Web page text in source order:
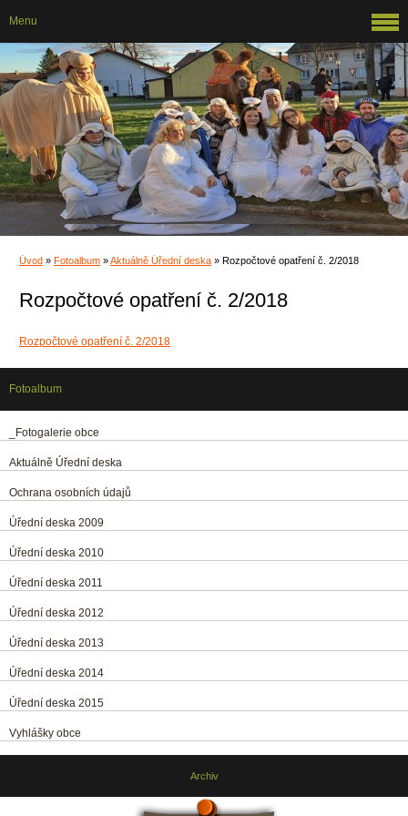
Úvod » Fotoalbum »Aktuálně Úřední deska » Rozpočtové opatření č. 2/2018
Rozpočtové opatření č. 2/2018
Rozpočtové opatření č. 2/2018
Menu
Fotoalbum
_Fotogalerie obce
Aktuálně Úřední deska
Ochrana osobních údajů
Úřední deska 2009
Úřední deska 2010
Úřední deska 2011
Úřední deska 2012
Úřední deska 2013
Úřední deska 2014
Úřední deska 2015
Vyhlášky obce
Archiv